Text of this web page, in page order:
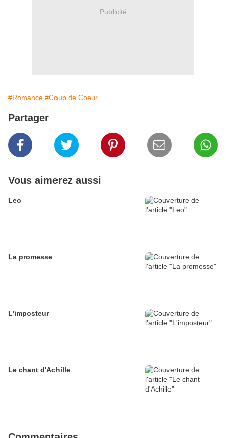
Publicité
#Romance #Coup de Coeur
Partager
Vous aimerez aussi
Leo
La promesse
L'imposteur
Le chant d'Achille